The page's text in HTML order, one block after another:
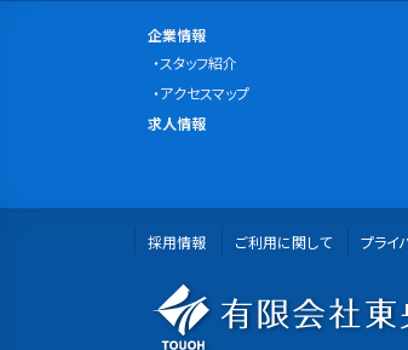
サ
イ
ト
会
社
案
内
企業情報
スタッフ紹介
アクセスマップ
求
報
求人情報
採用情報 ご利用に関して プライ